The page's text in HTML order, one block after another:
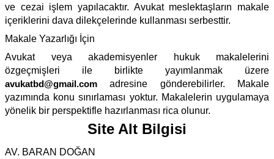
ve cezai işlem yapılacaktır. Avukat meslektaşların makale
içeriklerini dava dilekçelerinde kullanması serbesttir.
Makale Yazarlığı İçin
Avukat veya akademisyenler hukuk makalelerini
özgeçmişleri ile birlikte yayımlanmak üzere
avukatbd@gmail.com adresine gönderebilirler. Makale
yazımında konu sınırlaması yoktur. Makalelerin uygulamaya
yönelik bir perspektifle hazırlanması rica olunur.
Site Alt Bilgisi
AV. BARAN DOĞAN